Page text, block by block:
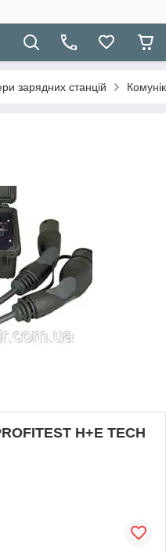
зарядних станцій
H+E TECH